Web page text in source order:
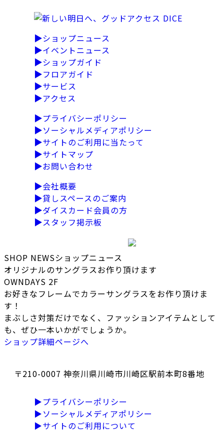
▶ショップニュース
▶イベントニュース
▶ショップガイド
▶フロアガイド
▶サービス
▶アクセス
▶プライバシーポリシー
▶ソーシャルメディアポリシー
▶サイトのご利用に当たって
▶サイトマップ
▶お問い合わせ
▶会社概要
▶貸しスペースのご案内
▶ダイスカード会員の方
▶スタッフ掲示板
SHOP NEWSショップニュース
オリジナルのサングラスお作り頂けます
OWNDAYS 2F
お好きなフレームでカラーサングラスをお作り頂けま
す！
まぶしさ対策だけでなく、ファッションアイテムとして
も、ぜひ一本いかがでしょうか。
ショップ詳細ページへ
〒210-0007 神奈川県川崎市川崎区駅前本町8番地
▶プライバシーポリシー
▶ソーシャルメディアポリシー
▶サイトのご利用について